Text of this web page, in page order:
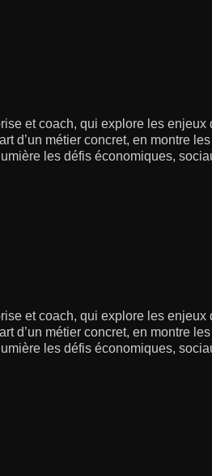
et coach, qui explore les enjeux
d’un métier concret, en montre les
les défis économiques,
et coach, qui explore les enjeux
d’un métier concret, en montre les
les défis économiques,